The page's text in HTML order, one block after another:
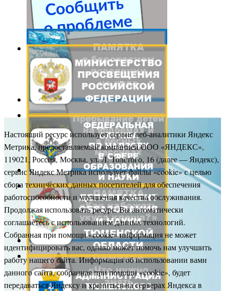
Настоящий ресурс использует сервис веб-аналитики Яндекс
Метрика, предоставляемый компанией ООО «ЯНДЕКС»,
119021, Россия, Москва, ул. Л. Толстого, 16 (далее — Яндекс),
сервис Яндекс Метрика использует файлы «cookie» с целью
сбора технических данных посетителей для обеспечения
работоспособности и улучшения качества обслуживания.
Продолжая использовать ресурс, Вы автоматически
соглашаетесь с использованием данных технологий.
Собранная при помощи «cookie» информация не может
идентифицировать вас, однако может помочь нам улучшить
работу нашего сайта. Информация об использовании вами
данного сайта, собранная при помощи «cookie», будет
передаваться Яндексу и храниться на серверах Яндекса в